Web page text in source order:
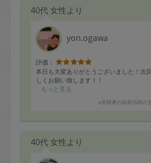
40代 女性より
yon.ogawa
評価：
本日も大変ありがとうございました！次
しくお願い致します！！
もっと見る
※依頼者の依頼当時の
40代 女性より